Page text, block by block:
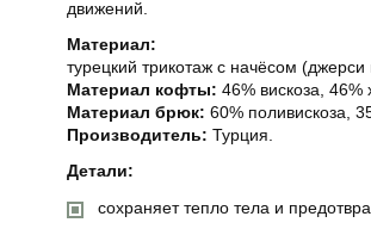
движений.
Материал:
турецкий трикотаж с начёсом
Материал кофты: 46% вискоза, 46%
Материал брюк: 60% поливискоза,
Производитель: Турция.
Детали:
сохраняет тепло тела и